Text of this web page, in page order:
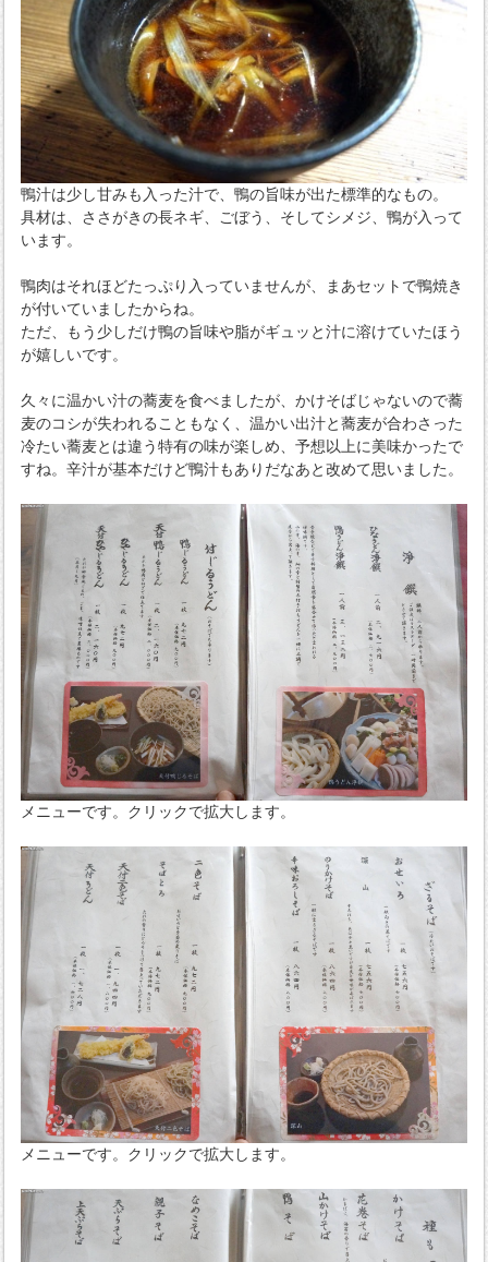
鴨汁は少し甘みも入った汁で、鴨の旨味が出た標準的なもの。
具材は、ささがきの長ネギ、ごぼう、そしてシメジ、鴨が入って
います。
鴨肉はそれほどたっぷり入っていませんが、まあセットで鴨焼き
が付いていましたからね。
ただ、もう少しだけ鴨の旨味や脂がギュッと汁に溶けていたほう
が嬉しいです。
久々に温かい汁の蕎麦を食べましたが、かけそばじゃないので蕎
麦のコシが失われることもなく、温かい出汁と蕎麦が合わさった
冷たい蕎麦とは違う特有の味が楽しめ、予想以上に美味かったで
すね。辛汁が基本だけど鴨汁もありだなあと改めて思いました。
メニューです。クリックで拡大します。
メニューです。クリックで拡大します。